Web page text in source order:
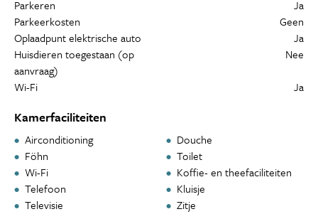
Parkeren
Ja
Parkeerkosten
Geen
Oplaadpunt elektrische auto
Ja
Huisdieren toegestaan (op
aanvraag)
Nee
Wi-Fi Ja
Kamerfaciliteiten
Airconditioning
Douche
Föhn
Toilet
Wi-Fi
Koffie- en theefaciliteiten
Telefoon
Kluisje
Televisie
Zitje